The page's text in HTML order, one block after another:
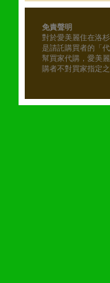
免責聲明
對於愛美麗住在洛
是請託購買者的「
幫買家代購，愛美
購者不對買家指定